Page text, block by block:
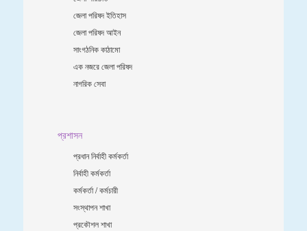
জেলা পরিষদ ইতিহাস
জেলা পরিষদ আইন
সাংগঠনিক কাঠামো
এক নজরে জেলা পরিষদ
নাগরিক সেবা
প্রশাসন
প্রধান নির্বাহী কর্মকর্তা
নির্বাহী কর্মকর্তা
কর্মকর্তা / কর্মচারী
সংস্থাপন শাখা
প্রকৌশল শাখা